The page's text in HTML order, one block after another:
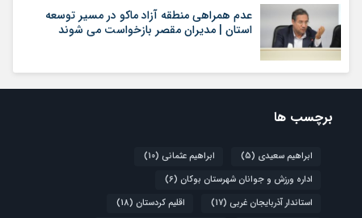
عدم همراهی منطقه آزاد ماکو در مسیر توسعه
استان | مدیران مقصر بازخواست می شوند
برچسب ها
ابراهیم سعیدی (5) ابراهیم عثمانی (10)
اداره ورزش و جوانان شهرستان بوکان (6)
استاندار آذربایجان غربی (17) اقلیم کردستان (18)